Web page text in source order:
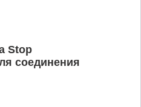
Stop
соединения